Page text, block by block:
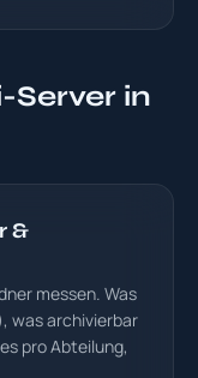
Server in
&
messen. Was
was archivierbar
pro Abteilung,